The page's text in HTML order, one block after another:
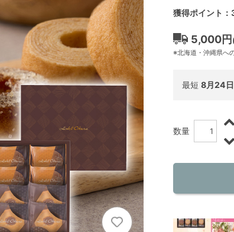
獲得ポイント
5,000円
※北海道・沖縄県へ
最短 8月24日
数量